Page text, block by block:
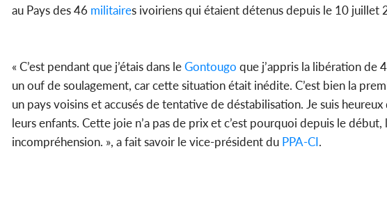
au Pays des 46 militaires ivoiriens qui étaient détenus depuis le 10 juillet
« C’est pendant que j’étais dans leGontougo que j’appris la libération de
un ouf de soulagement, car cette situation était inédite. C’est bien la
un pays voisins et accusés de tentative de déstabilisation. Je suis
leurs enfants. Cette joie n’a pas de prix et c’est pourquoi depuis le début,
incompréhension. », a fait savoir le vice-président du PPA-CI.